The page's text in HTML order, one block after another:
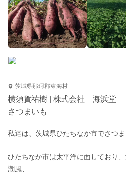
茨城県那珂郡東海村
横須賀祐樹 | 株式会社 海浜堂
さつまいも
私達は、茨城県ひたちなか市でさつま
ひたちなか市は太平洋に面しており
潮風、